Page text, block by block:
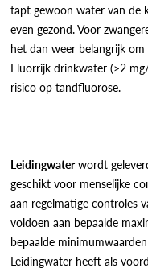
tapt gewoon water van de
even gezond. Voor
het dan weer belangrijk
Fluorrijk drinkwater (>2
risico op tandfluorose.
Leidingwaterwordt
geschikt voor menselijke
aan regelmatige controles
voldoen aan bepaalde
bepaalde
Leidingwater heeft als